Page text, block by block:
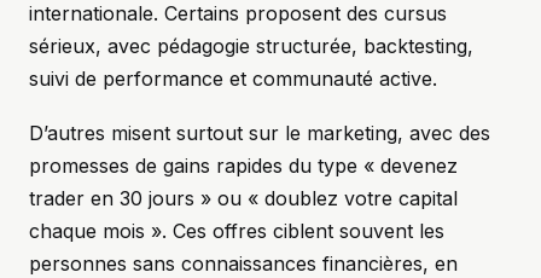
internationale. Certains proposent des cursus
sérieux, avec pédagogie structurée, backtesting,
suivi de performance et communauté active.
D’autres misent surtout sur le marketing, avec des
promesses de gains rapides du type « devenez
trader en 30 jours » ou « doublez votre capital
chaque mois ». Ces offres ciblent souvent les
personnes sans connaissances financières, en